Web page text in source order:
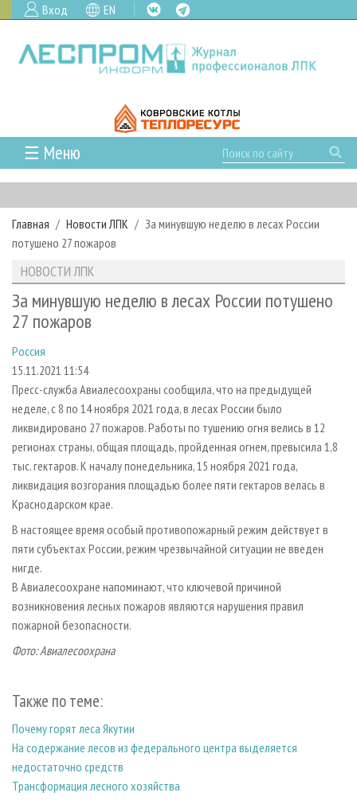
Вход EN
☰ Меню
ГЛАВНАЯ
РУБРИКИ И ТЕМЫ
РУБРИКИ ЖУРНАЛА
ЛЕСОЗАГОТОВКА
ЛЕСОПИЛЕНИЕ
СУШКА ДРЕВЕСИНЫ
ПРОИЗВОДСТВО ДРЕВЕСНЫХ ПЛИТ
ДЕРЕВЯННОЕ ДОМОСТРОЕНИЕ
ПРОИЗВОДСТВО МЕБЕЛИ
БИОЭНЕРГЕТИКА
ЦБП
ИНСТРУМЕНТ И МАТЕРИАЛЫ
НОВОСТИ
НОВОСТИ ЛПК
НОВОСТИ ЖУРНАЛА
ПРОЕКТЫ ЛПИ
АНАЛИТИКА
ПРЕДПРИЯТИЯ ЛПК
ПЕРСОНЫ
МОБИЛЬНЫЕ ВЫСТАВКИ
ОФИЦИАЛЬНЫЕ ДЕЛЕГАЦИИ
ПРИОРИТЕТНЫЕ ИНВЕСТПРОЕКТЫ
RUSSIAN FORESTRY REVIEW
ГАЗЕТА ЛЕСПРОМФОРУМ
БИБЛИОТЕКА СПЕЦИАЛИСТА
АРХИВ ЖУРНАЛОВ
О ЖУРНАЛЕ
КОНТАКТЫ
РЕКЛАМОДАТЕЛЯМ
РЕКЛАМА
РЕКЛАМА НА САЙТЕ
Главная Новости ЛПК
За минувшую неделю в лесах России
потушено 27 пожаров
НОВОСТИ ЛПК
За минувшую неделю в лесах России потушено
27 пожаров
Россия
15.11.2021 11:54
Пресс-служба Авиалесоохраны сообщила, что на предыдущей
неделе, с 8 по 14 ноября 2021 года, в лесах России было
ликвидировано 27 пожаров. Работы по тушению огня велись в 12
регионах страны, общая площадь, пройденная огнем, превысила 1,8
тыс. гектаров. К началу понедельника, 15 ноября 2021 года,
ликвидация возгорания площадью более пяти гектаров велась в
Краснодарском крае.
В настоящее время особый противопожарный режим действует в
пяти субъектах России, режим чрезвычайной ситуации не введен
нигде.
В Авиалесоохране напоминают, что ключевой причиной
возникновения лесных пожаров являются нарушения правил
пожарной безопасности.
Фото: Авиалесоохрана
Также по теме:
Почему горят леса Якутии
На содержание лесов из федерального центра выделяется
недостаточно средств
Трансформация лесного хозяйства